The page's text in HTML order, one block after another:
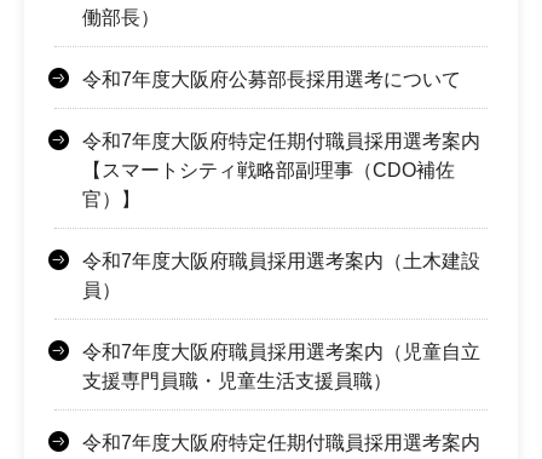
働部長）
令和7年度大阪府公募部長採用選考について
令和7年度大阪府特定任期付職員採用選考案内
【スマートシティ戦略部副理事（CDO補佐
官）】
令和7年度大阪府職員採用選考案内（土木建設
員）
令和7年度大阪府職員採用選考案内（児童自立
支援専門員職・児童生活支援員職）
令和7年度大阪府特定任期付職員採用選考案内